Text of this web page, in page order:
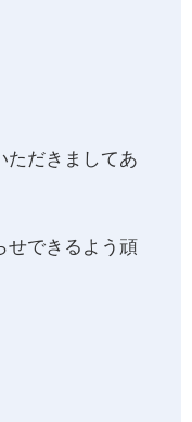
ただきましてあ
せできるよう頑